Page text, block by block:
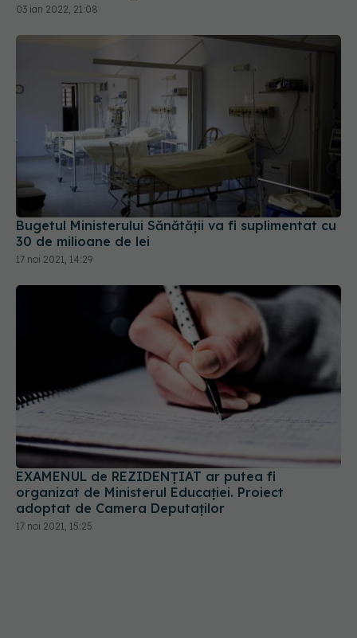
03 ian 2022, 21:08
Bugetul Ministerului Sănătății va fi suplimentat cu
30 de milioane de lei
17 noi 2021, 14:29
EXAMENUL de REZIDENȚIAT ar putea fi
organizat de Ministerul Educației. Proiect
adoptat de Camera Deputaților
17 noi 2021, 15:25